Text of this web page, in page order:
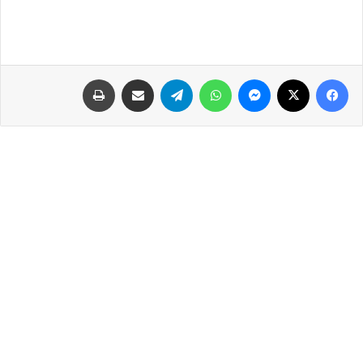
فيسبوك ماسنجر واتساب تيلقرام مشاركة عبر البريد